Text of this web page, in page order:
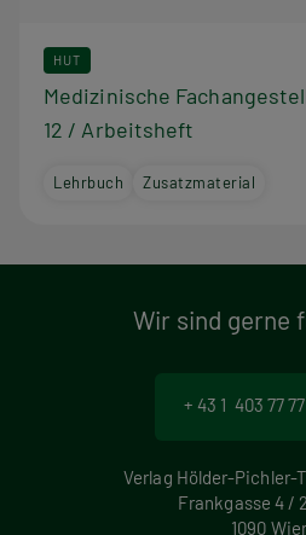
HUT
Medizinische
12 / Arbeitsheft
Lehrbuch Zusatzmaterial
Wir sind gerne
+ 43 1 403 77
Verlag Hölder-Pichler-
Frankgasse 4 /
1090